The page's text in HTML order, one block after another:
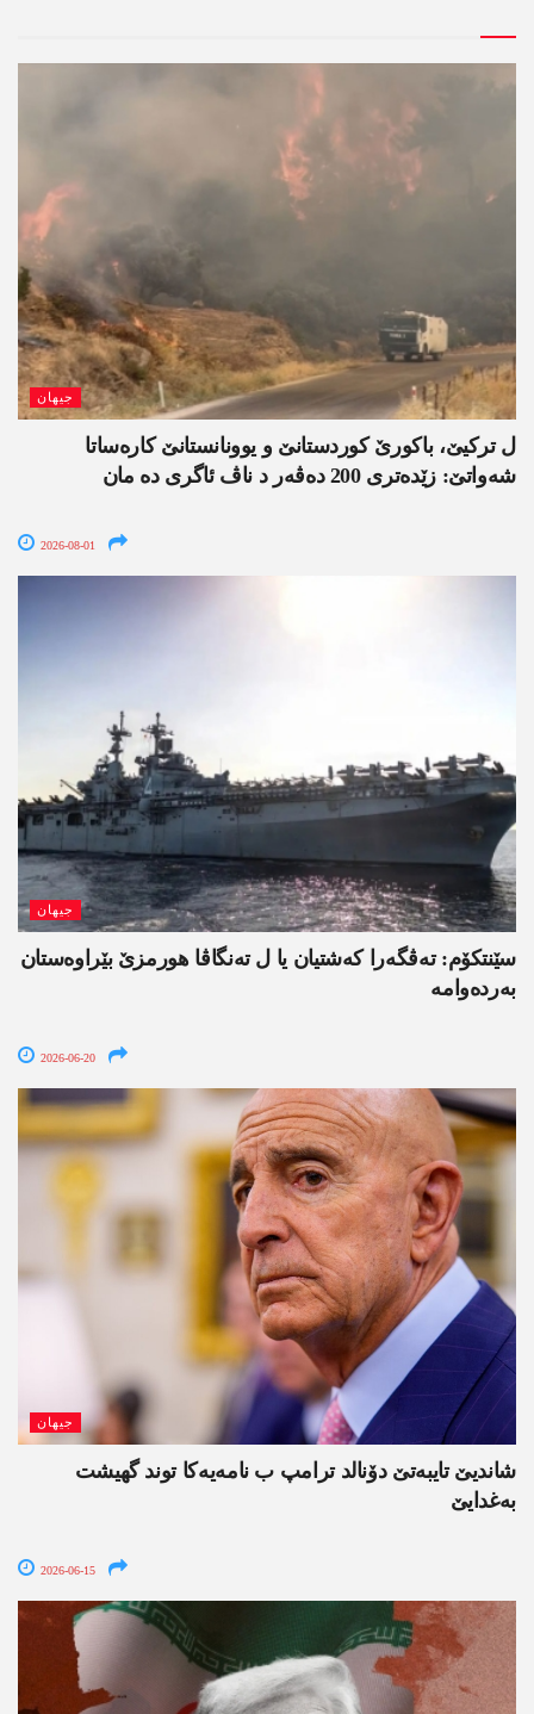
جیھان
ل ترکیێ، باکورێ کوردستانێ و یوونانستانێ کارەساتا
شەواتێ: زێدەتری 200 دەڤەر د ناڤ ئاگری دە مان
2026-08-01
جیھان
سێنتکۆم: تەڤگەرا کەشتیان یا ل تەنگاڤا ھورمزێ بێراوەستان
بەردەوامە
2026-06-20
جیھان
شاندیێ تایبەتێ دۆنالد ترامپ ب نامەیەکا توند گھیشت
بەغدایێ
2026-06-15